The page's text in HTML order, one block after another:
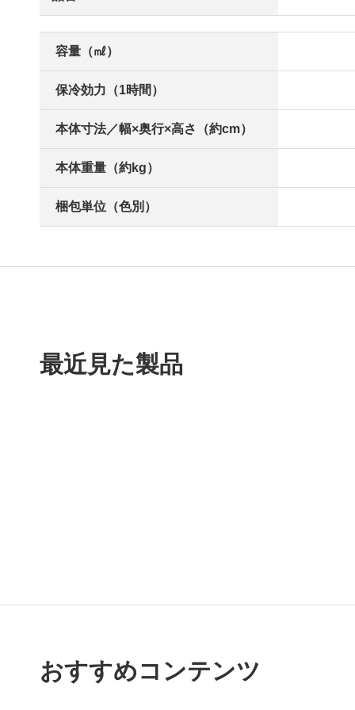
容量（㎖）
保冷効力（1時間）
本体寸法／幅×奥行×高さ（約cm）
本体重量（約kg）
梱包単位（色別）
最近見た製品
おすすめコンテンツ